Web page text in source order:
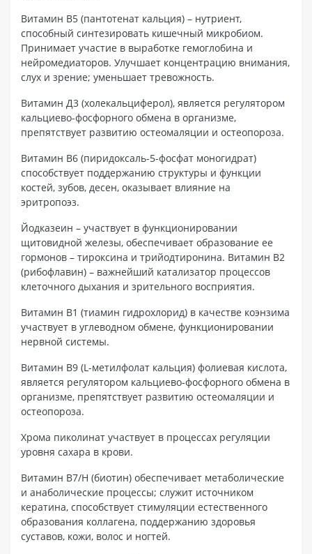
Витамин В5 (пантотенат кальция) – нутриент,
способный синтезировать кишечный микробиом.
Принимает участие в выработке гемоглобина и
нейромедиаторов. Улучшает концентрацию внимания,
слух и зрение; уменьшает тревожность.
Витамин Д3 (холекальциферол), является регулятором
кальциево-фосфорного обмена в организме,
препятствует развитию остеомаляции и остеопороза.
Витамин В6 (пиридоксаль-5-фосфат моногидрат)
способствует поддержанию структуры и функции
костей, зубов, десен, оказывает влияние на
эритропоэз.
Йодказеин – участвует в функционировании
щитовидной железы, обеспечивает образование ее
гормонов – тироксина и трийодтиронина. Витамин В2
(рибофлавин) – важнейший катализатор процессов
клеточного дыхания и зрительного восприятия.
Витамин В1 (тиамин гидрохлорид) в качестве коэнзима
участвует в углеводном обмене, функционировании
нервной системы.
Витамин В9 (L-метилфолат кальция) фолиевая кислота,
является регулятором кальциево-фосфорного обмена в
организме, препятствует развитию остеомаляции и
остеопороза.
Хрома пиколинат участвует в процессах регуляции
уровня сахара в крови.
Витамин В7/Н (биотин) обеспечивает метаболические
и анаболические процессы; служит источником
кератина, способствует стимуляции естественного
образования коллагена, поддержанию здоровья
суставов, кожи, волос и ногтей.